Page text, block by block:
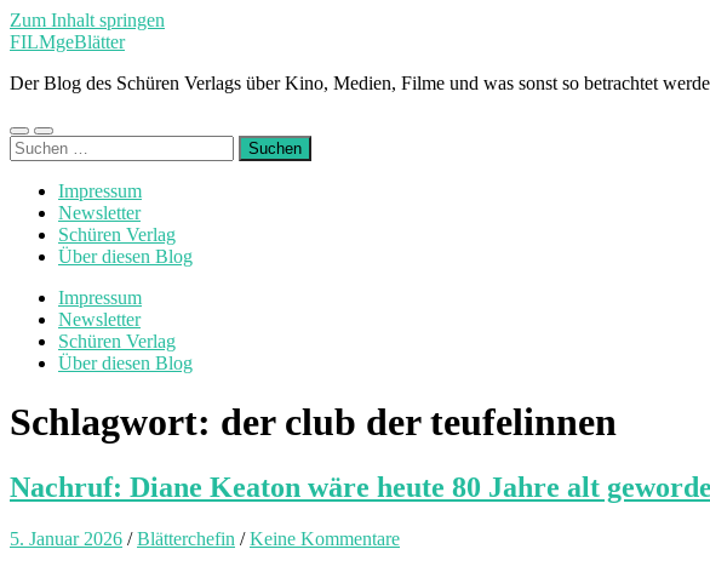
Zum Inhalt springen
FILMgeBlätter
Der Blog des Schüren Verlags über Kino, Medien, Filme und was sonst so betrachtet
Mobile-
Menü
Suchfeld
ein-/ausblenden
Suchen
nach:
Impressum
Newsletter
Schüren Verlag
Über diesen Blog
Impressum
Newsletter
Schüren Verlag
Über diesen Blog
Schlagwort: der club der teufelinnen
Nachruf: Diane Keaton wäre heute 80 Jahre alt
5. Januar 2026 /Blätterchefin /Keine Kommentare